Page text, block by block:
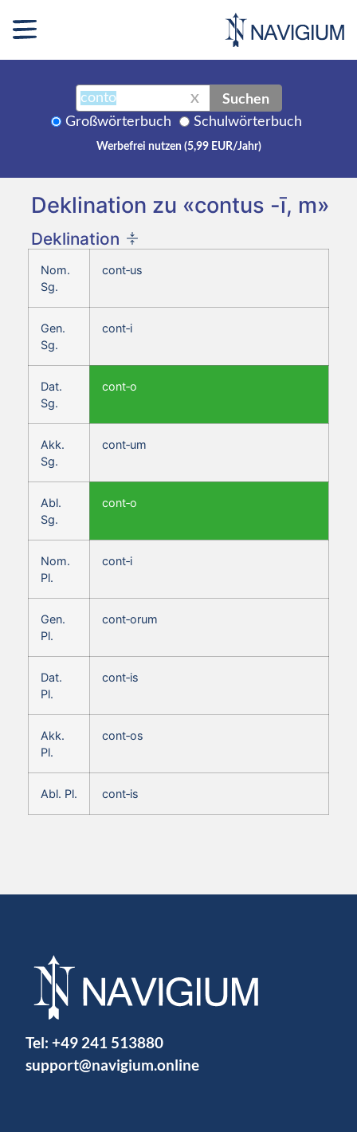
X Suchen
Großwörterbuch Schulwörterbuch
Werbefrei nutzen (5,99 EUR/Jahr)
Deklination zu «contus -ī, m»
Deklination
Nom.
Sg.
cont‑us
Gen.
Sg.
cont‑i
Dat.
Sg.
cont‑o
Akk.
Sg.
cont‑um
Abl.
Sg.
cont‑o
Nom.
Pl.
cont‑i
Gen.
Pl.
cont‑orum
Dat.
Pl.
cont‑is
Akk.
Pl.
cont‑os
Abl. Pl. cont‑is
Tel: +49 241 513880
support@navigium.online